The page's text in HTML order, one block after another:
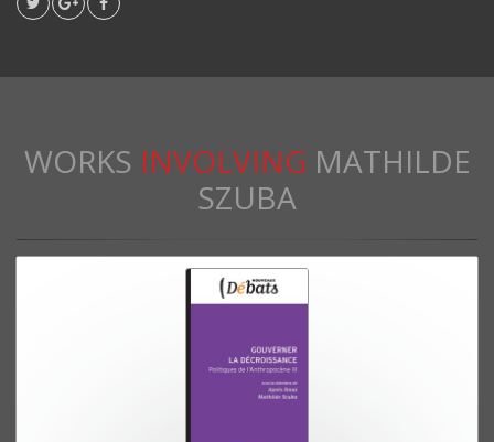
WORKS INVOLVING MATHILDE
SZUBA